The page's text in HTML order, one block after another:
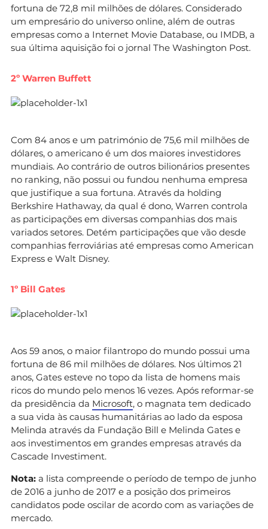
fortuna de 72,8 mil milhões de dólares. Considerado
um empresário do universo online, além de outras
empresas como a Internet Movie Database, ou IMDB, a
sua última aquisição foi o jornal The Washington Post.
2º Warren Buffett
Com 84 anos e um património de 75,6 mil milhões de
dólares, o americano é um dos maiores investidores
mundiais. Ao contrário de outros bilionários presentes
no ranking, não possui ou fundou nenhuma empresa
que justifique a sua fortuna. Através da holding
Berkshire Hathaway, da qual é dono, Warren controla
as participações em diversas companhias dos mais
variados setores. Detém participações que vão desde
companhias ferroviárias até empresas como American
Express e Walt Disney.
1º Bill Gates
Aos 59 anos, o maior filantropo do mundo possui uma
fortuna de 86 mil milhões de dólares. Nos últimos 21
anos, Gates esteve no topo da lista de homens mais
ricos do mundo pelo menos 16 vezes. Após reformar-se
da presidência da Microsoft, o magnata tem dedicado
a sua vida às causas humanitárias ao lado da esposa
Melinda através da Fundação Bill e Melinda Gates e
aos investimentos em grandes empresas através da
Cascade Investiment.
Nota: a lista compreende o período de tempo de junho
de 2016 a junho de 2017 e a posição dos primeiros
candidatos pode oscilar de acordo com as variações de
mercado.